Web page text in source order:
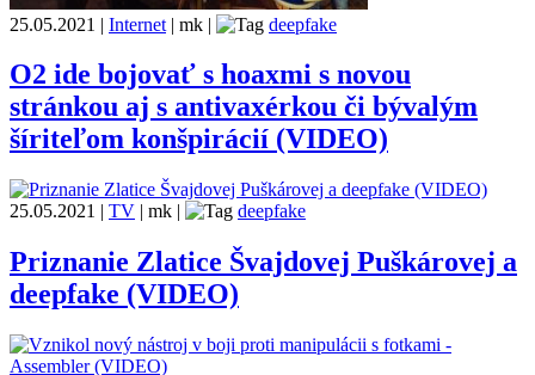
25.05.2021 | Internet | mk | deepfake
O2 ide bojovať s hoaxmi s novou
stránkou aj s antivaxérkou či bývalým
šíriteľom konšpirácií (VIDEO)
25.05.2021 | TV | mk | deepfake
Priznanie Zlatice Švajdovej Puškárovej a
deepfake (VIDEO)